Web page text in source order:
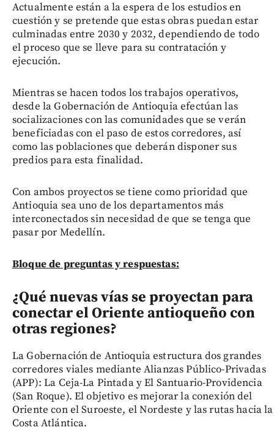
Actualmente están a la espera de los estudios en
cuestión y se pretende que estas obras puedan estar
culminadas entre 2030 y 2032, dependiendo de todo
el proceso que se lleve para su contratación y
ejecución.
Mientras se hacen todos los trabajos operativos,
desde la Gobernación de Antioquia efectúan las
socializaciones con las comunidades que se verán
beneficiadas con el paso de estos corredores, así
como las poblaciones que deberán disponer sus
predios para esta finalidad.
Con ambos proyectos se tiene como prioridad que
Antioquia sea uno de los departamentos más
interconectados sin necesidad de que se tenga que
pasar por Medellín.
Bloque de preguntas y respuestas:
¿Qué nuevas vías se proyectan para
conectar el Oriente antioqueño con
otras regiones?
La Gobernación de Antioquia estructura dos grandes
corredores viales mediante Alianzas Público-Privadas
(APP): La Ceja-La Pintada y El Santuario-Providencia
(San Roque). El objetivo es mejorar la conexión del
Oriente con el Suroeste, el Nordeste y las rutas hacia la
Costa Atlántica.